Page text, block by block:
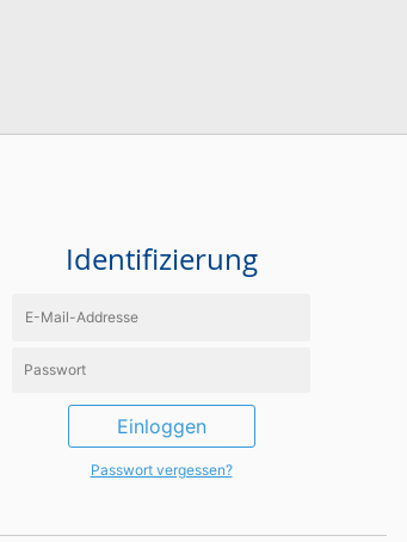
Identifizierung
Einloggen
Passwort vergessen?